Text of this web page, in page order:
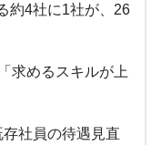
約4社に1社が、26
求めるスキルが上
社員の待遇見直